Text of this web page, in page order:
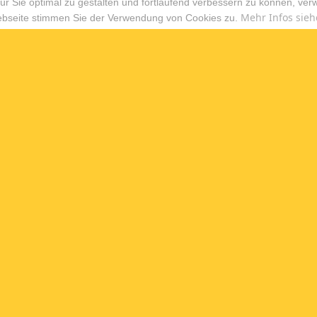
stimmen Sie der Verwendung von Cookies zu. Mehr Infos